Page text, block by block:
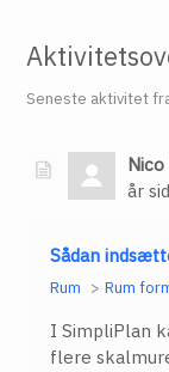
Seneste aktivitet
år
Sådan
Rum Rum
I SimpliPlan
flere